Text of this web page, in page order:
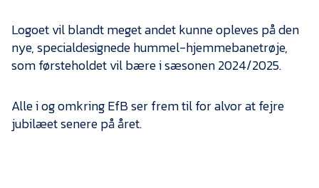
Logoet vil blandt meget andet kunne opleves på den
nye, specialdesignede hummel-hjemmebanetrøje,
som førsteholdet vil bære i sæsonen 2024/2025.
Alle i og omkring EfB ser frem til for alvor at fejre
jubilæet senere på året.